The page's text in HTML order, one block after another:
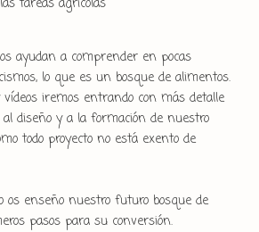
ayudan a comprender en pocas
lo que es un bosque de alimentos.
iremos entrando con más detalle
diseño y a la formación de nuestro
todo proyecto no está exento de
os enseño nuestro futuro bosque de
pasos para su conversión.